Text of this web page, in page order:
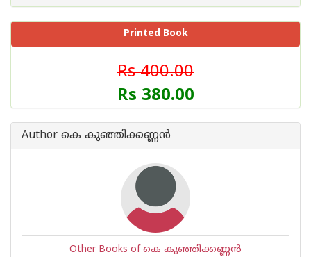
Printed Book
Rs 400.00
Rs 380.00
Author കെ കുഞ്ഞിക്കണ്ണന്‍
Other Books of കെ കുഞ്ഞിക്കണ്ണന്‍